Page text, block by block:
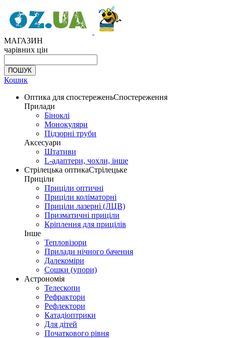
МАГАЗИН
чарівних цін
Кошик
Оптика для спостереженьСпостереження
Прилади
Біноклі
Монокуляри
Підзорні труби
Аксесуари
Штативи
L-адаптери, чохли, інше
Стрілецька оптикаСтрілецьке
Приціли
Приціли оптичні
Приціли коліматорні
Приціли лазерні (ЛЦВ)
Призматичні приціли
Кріплення для прицілів
Інше
Тепловізори
Прилади нічного бачення
Далекоміри
Сошки (упори)
Астрономія
Телескопи
Рефрактори
Рефлектори
Катадіоптрики
Для дітей
Початкового рівня